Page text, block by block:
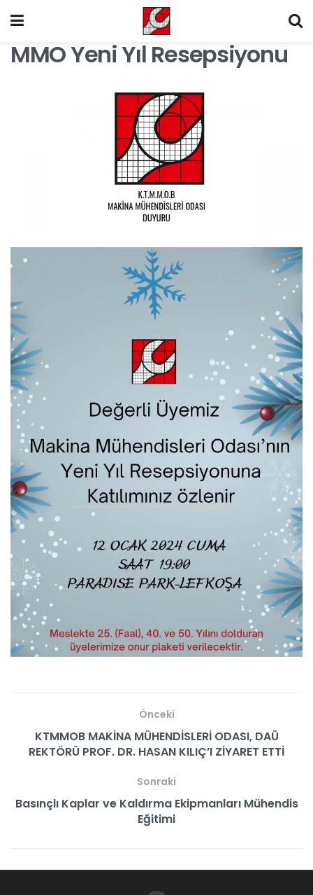
MMO Yeni Yıl Resepsiyonu
Önceki
KTMMOB MAKİNA MÜHENDİSLERİ ODASI, DAÜ
REKTÖRÜ PROF. DR. HASAN KILIÇ’I ZİYARET ETTİ
Sonraki
Basınçlı Kaplar ve Kaldırma Ekipmanları Mühendis
Eğitimi